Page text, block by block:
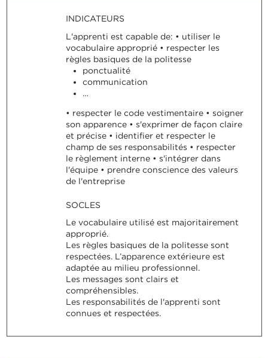
INDICATEURS
L'apprenti est capable de: • utiliser le
vocabulaire approprié • respecter les
règles basiques de la politesse
ponctualité
communication
…
• respecter le code vestimentaire • soigner
son apparence • s'exprimer de façon claire
et précise • identifier et respecter le
champ de ses responsabilités • respecter
le règlement interne • s'intégrer dans
l'équipe • prendre conscience des valeurs
de l'entreprise
SOCLES
Le vocabulaire utilisé est majoritairement
approprié.
Les règles basiques de la politesse sont
respectées. L’apparence extérieure est
adaptée au milieu professionnel.
Les messages sont clairs et
compréhensibles.
Les responsabilités de l'apprenti sont
connues et respectées.